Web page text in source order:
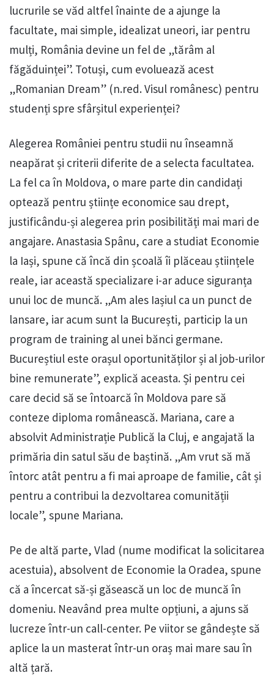
lucrurile se văd altfel înainte de a ajunge la
facultate, mai simple, idealizat uneori, iar pentru
mulți, România devine un fel de „tărâm al
făgăduinței”. Totuși, cum evoluează acest
„Romanian Dream” (n.red. Visul românesc) pentru
studenți spre sfârșitul experienței?
Alegerea României pentru studii nu înseamnă
neapărat și criterii diferite de a selecta facultatea.
La fel ca în Moldova, o mare parte din candidați
optează pentru științe economice sau drept,
justificându-și alegerea prin posibilități mai mari de
angajare. Anastasia Spânu, care a studiat Economie
la Iași, spune că încă din școală îi plăceau științele
reale, iar această specializare i-ar aduce siguranța
unui loc de muncă. „Am ales Iașiul ca un punct de
lansare, iar acum sunt la București, particip la un
program de training al unei bănci germane.
Bucureștiul este orașul oportunităților și al job-urilor
bine remunerate”, explică aceasta. Și pentru cei
care decid să se întoarcă în Moldova pare să
conteze diploma românească. Mariana, care a
absolvit Administrație Publică la Cluj, e angajată la
primăria din satul său de baștină. „Am vrut să mă
întorc atât pentru a fi mai aproape de familie, cât și
pentru a contribui la dezvoltarea comunității
locale”, spune Mariana.
Pe de altă parte, Vlad (nume modificat la solicitarea
acestuia), absolvent de Economie la Oradea, spune
că a încercat să-și găsească un loc de muncă în
domeniu. Neavând prea multe opțiuni, a ajuns să
lucreze într-un call-center. Pe viitor se gândește să
aplice la un masterat într-un oraș mai mare sau în
altă țară.